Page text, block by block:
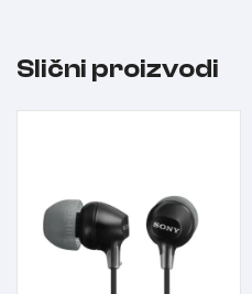
Slični proizvodi